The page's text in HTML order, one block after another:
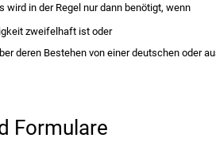
in der Regel nur dann benötigt, wenn
zweifelhaft ist oder
deren Bestehen von einer deutschen oder
Formulare